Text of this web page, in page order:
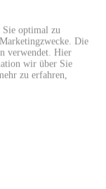
Sie optimal zu
Die
verwendet. Hier
wir über Sie
zu erfahren,